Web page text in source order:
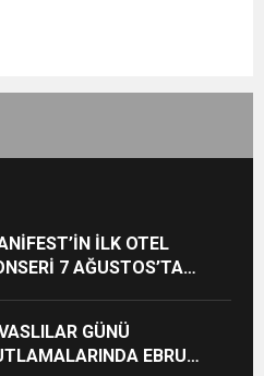
İLK OTEL
7 AĞUSTOS’TA
GÜNÜ
EBRU